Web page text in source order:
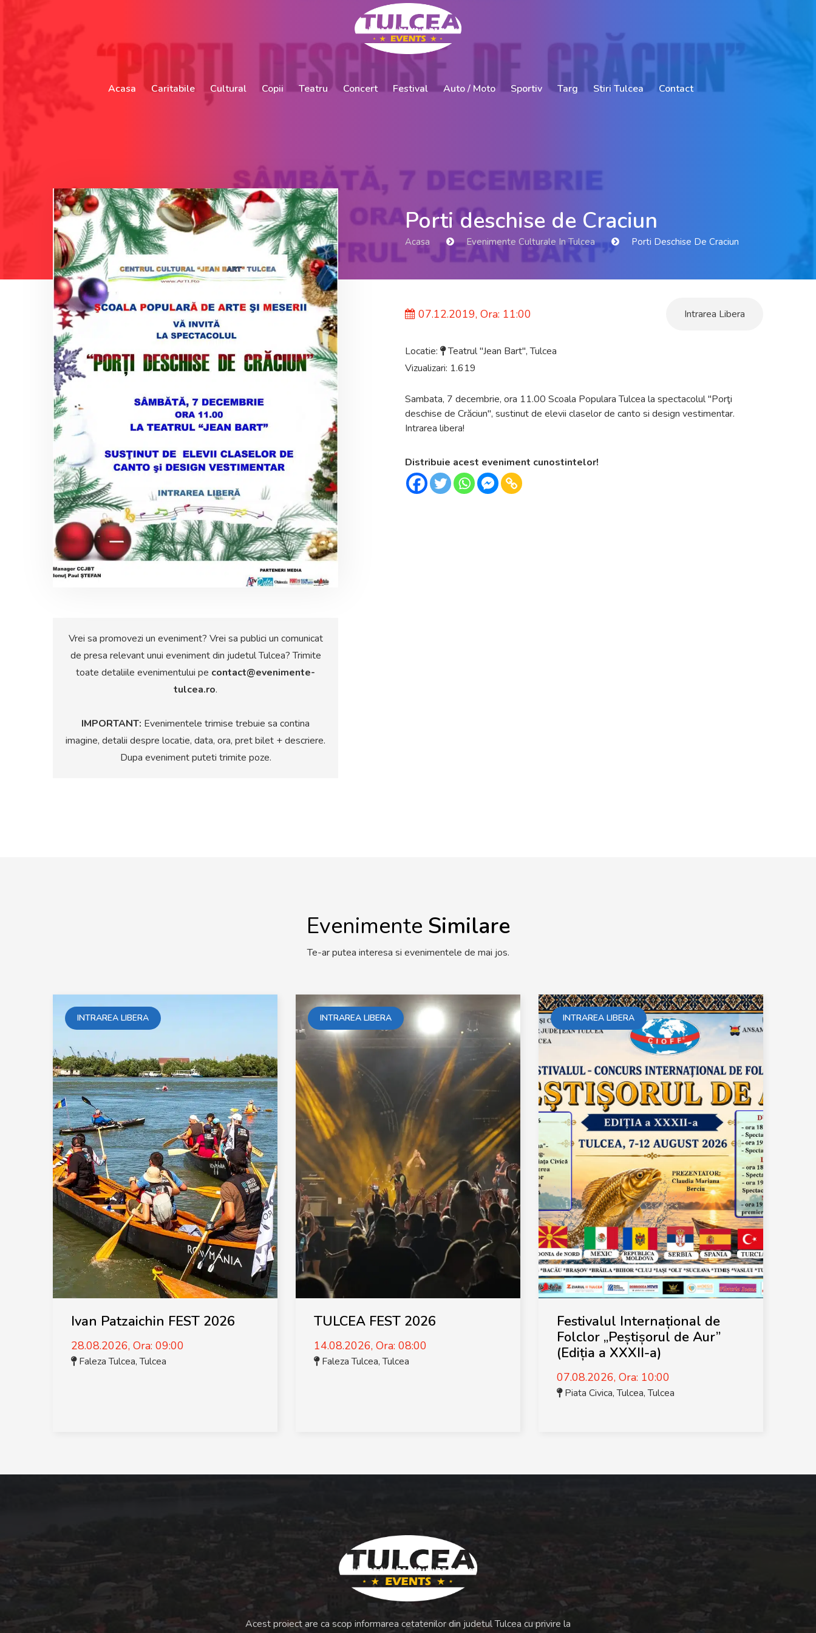
Acasa Caritabile Cultural Copii Teatru Concert Festival Auto / Moto Sportiv Targ Stiri Tulcea Contact
Porti deschise de Craciun
Acasa Evenimente Culturale In Tulcea Porti Deschise De Craciun
Vrei sa promovezi un eveniment? Vrei sa publici un comunicat
de presa relevant unui eveniment din judetul Tulcea? Trimite
toate detaliile evenimentului pe contact@evenimente-
tulcea.ro.
IMPORTANT: Evenimentele trimise trebuie sa contina
imagine, detalii despre locatie, data, ora, pret bilet + descriere.
Dupa eveniment puteti trimite poze.
07.12.2019, Ora: 11:00 Intrarea Libera
Locatie: Teatrul "Jean Bart",Tulcea
Vizualizari: 1.619
Sambata, 7 decembrie, ora 11.00 Scoala Populara Tulcea la spectacolul "Porţi
deschise de Crăciun", sustinut de elevii claselor de canto si design vestimentar.
Intrarea libera!
Distribuie acest eveniment cunostintelor!
Evenimente Similare
Te-ar putea interesa si evenimentele de mai jos.
INTRAREA LIBERA
Ivan Patzaichin FEST 2026
28.08.2026, Ora: 09:00
Faleza Tulcea,Tulcea
INTRAREA LIBERA
TULCEA FEST 2026
14.08.2026, Ora: 08:00
Faleza Tulcea,Tulcea
INTRAREA LIBERA
Festivalul Internațional de
Folclor „Peștișorul de Aur”
(Ediția a XXXII-a)
07.08.2026, Ora: 10:00
Piata Civica, Tulcea,Tulcea
Acest proiect are ca scop informarea cetatenilor din judetul Tulcea cu privire la